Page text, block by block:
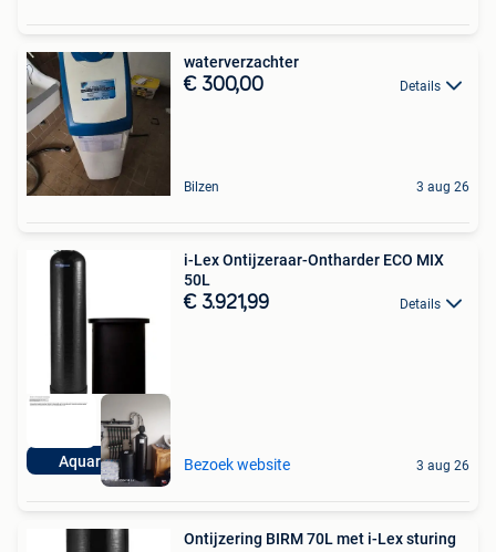
waterverzachter
€ 300,00 Details
Bilzen 3 aug 26
Aquariatics
i-Lex Ontijzeraar-Ontharder ECO MIX
50L
€ 3.921,99 Details
Bezoek website 3 aug 26
Ontijzering BIRM 70L met i-Lex sturing